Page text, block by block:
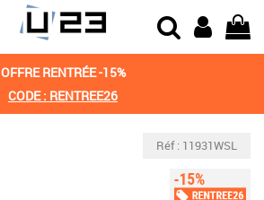
OFFRE RENTRÉE -15%
CODE : RENTREE26
Réf : 11931WSL